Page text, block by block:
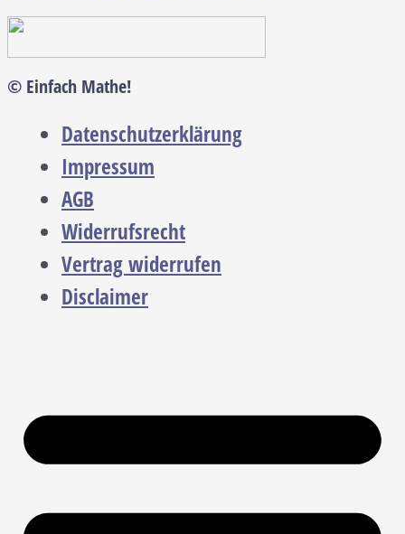
© Einfach Mathe!
Datenschutzerklärung
Impressum
AGB
Widerrufsrecht
Vertrag widerrufen
Disclaimer